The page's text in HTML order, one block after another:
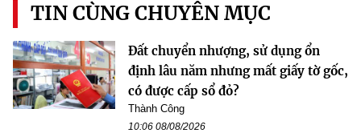
TIN CÙNG CHUYÊN MỤC
Đất chuyển nhượng, sử dụng ổn
định lâu năm nhưng mất giấy tờ gốc,
có được cấp sổ đỏ?
Thành Công
10:06 08/08/2026